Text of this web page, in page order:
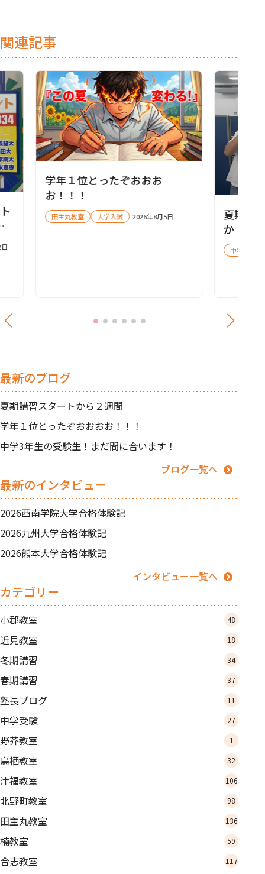
関連記事
学年１位とったぞおおお
お！！！
田主丸教室 大学入試 2026年8月5日
夏期講
か！
中学受験
最新のブログ
夏期講習スタートから２週間
学年１位とったぞおおおお！！！
中学3年生の受験生！まだ間に合います！
ブログ一覧へ
最新のインタビュー
2026西南学院大学合格体験記
2026九州大学合格体験記
2026熊本大学合格体験記
インタビュー一覧へ
カテゴリー
小郡教室 48
近見教室 18
冬期講習 34
春期講習 37
塾長ブログ 11
中学受験 27
野芥教室 1
鳥栖教室 32
津福教室 106
北野町教室 98
田主丸教室 136
楠教室 59
合志教室 117